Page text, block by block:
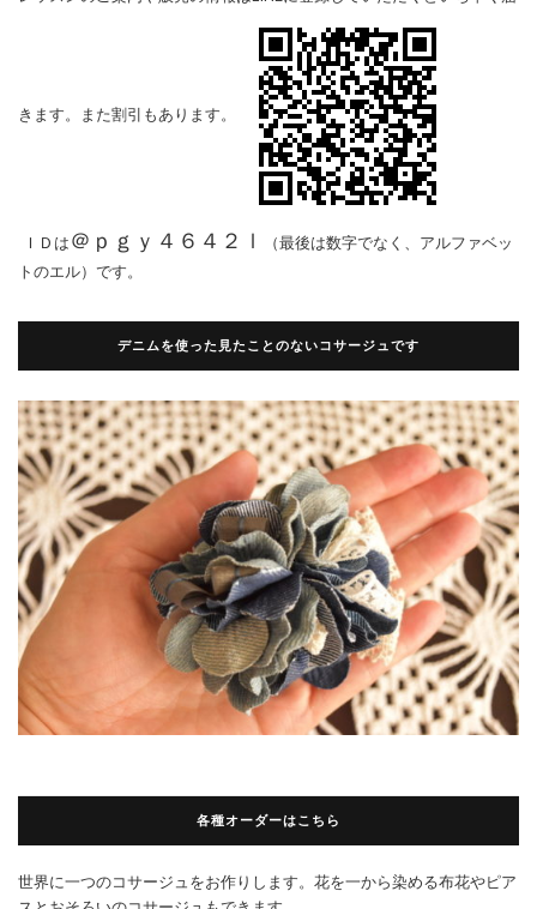
きます。また割引もあります。
ＩＤは ＠ｐｇｙ４６４２ｌ
（最後は数字でなく、アルファベッ
トのエル）です。
デニムを使った見たことのないコサージュです
各種オーダーはこちら
世界に一つのコサージュをお作りします。花を一から染める布花やピア